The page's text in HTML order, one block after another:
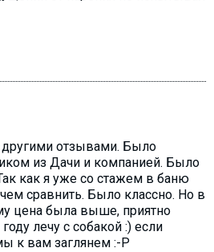
другими отзывами. Было
из Дачи и компанией. Было
как я уже со стажем в баню
сравнить. Было классно. Но в
цена была выше, приятно
лечу с собакой :) если
к вам заглянем :-Р